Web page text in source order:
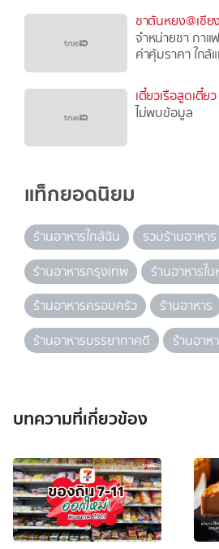
ชาตันหยง@เชีย
จำหน่ายชา กา
ค่าคุ้มราคา ใกล้
เตี๋ยวเรือสูดเตี๋
ไม่พบข้อมูล
แท็กยอดนิยม
ร้านอาหารใกล้ฉัน
รวมร้านอาหาร
ร้านอาหารกรุงเทพ
ร้านอาหารใน
ร้านอาหารครอบครัว
ร้านอาหาร
ร้านอาหารบรรยากาศดี
ร้านอาห
บทความที่เกี่ยวข้อง